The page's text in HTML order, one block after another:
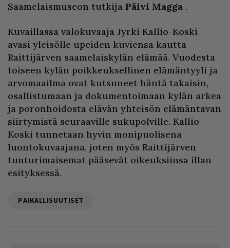
Saamelaismuseon tutkija Päivi Magga .
Kuvaillassa valokuvaaja Jyrki Kallio-Koski
avasi yleisölle upeiden kuviensa kautta
Raittijärven saamelaiskylän elämää. Vuodesta
toiseen kylän poikkeuksellinen elämäntyyli ja
arvomaailma ovat kutsuneet häntä takaisin,
osallistumaan ja dokumentoimaan kylän arkea
ja poronhoidosta elävän yhteisön elämäntavan
siirtymistä seuraaville sukupolville. Kallio-
Koski tunnetaan hyvin monipuolisena
luontokuvaajana, joten myös Raittijärven
tunturimaisemat pääsevät oikeuksiinsa illan
esityksessä.
PAIKALLISUUTISET